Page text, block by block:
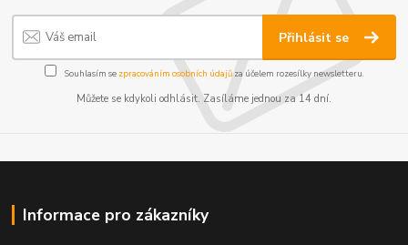
Přihlásit se
Souhlasím se zpracováním osobních údajůza účelem rozesílky newsletteru.
Můžete se kdykoli odhlásit. Zasíláme jednou za 14 dní.
Informace pro zákazníky